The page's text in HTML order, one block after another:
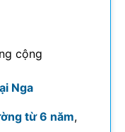
cộng
Nga
từ 6 năm,